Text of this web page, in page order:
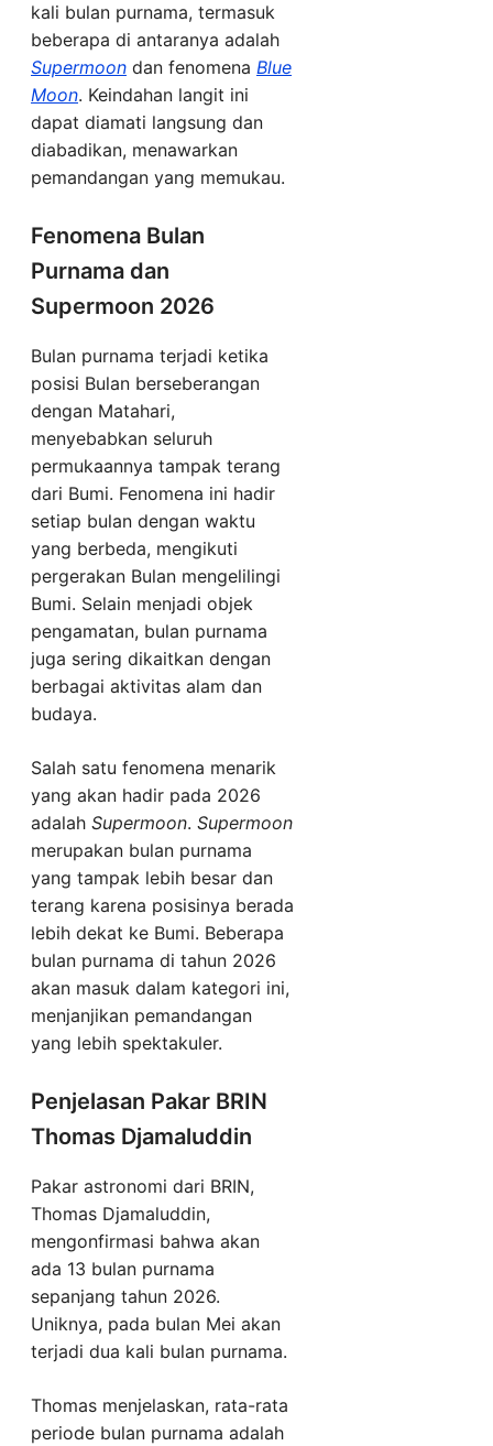
kali bulan purnama, termasuk
beberapa di antaranya adalah
Supermoon dan fenomena Blue
Moon. Keindahan langit ini
dapat diamati langsung dan
diabadikan, menawarkan
pemandangan yang memukau.
Fenomena Bulan
Purnama dan
Supermoon 2026
Bulan purnama terjadi ketika
posisi Bulan berseberangan
dengan Matahari,
menyebabkan seluruh
permukaannya tampak terang
dari Bumi. Fenomena ini hadir
setiap bulan dengan waktu
yang berbeda, mengikuti
pergerakan Bulan mengelilingi
Bumi. Selain menjadi objek
pengamatan, bulan purnama
juga sering dikaitkan dengan
berbagai aktivitas alam dan
budaya.
Salah satu fenomena menarik
yang akan hadir pada 2026
adalah Supermoon. Supermoon
merupakan bulan purnama
yang tampak lebih besar dan
terang karena posisinya berada
lebih dekat ke Bumi. Beberapa
bulan purnama di tahun 2026
akan masuk dalam kategori ini,
menjanjikan pemandangan
yang lebih spektakuler.
Penjelasan Pakar BRIN
Thomas Djamaluddin
Pakar astronomi dari BRIN,
Thomas Djamaluddin,
mengonfirmasi bahwa akan
ada 13 bulan purnama
sepanjang tahun 2026.
Uniknya, pada bulan Mei akan
terjadi dua kali bulan purnama.
Thomas menjelaskan, rata-rata
periode bulan purnama adalah